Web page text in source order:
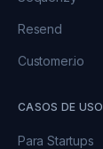
Resend
Customer.io
CASOS DE USO
Para Startups